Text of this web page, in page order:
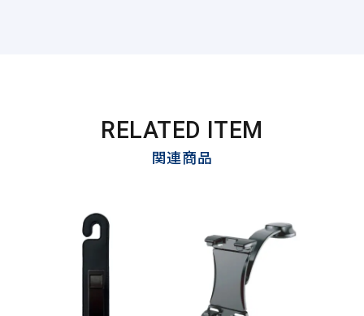
RELATED ITEM
関連商品